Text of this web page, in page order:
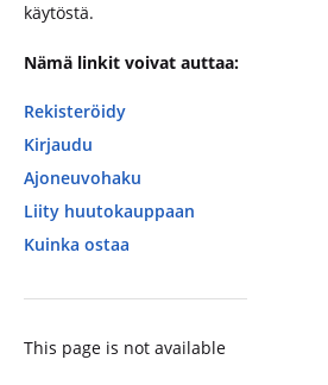
käytöstä.
Nämä linkit voivat auttaa:
Rekisteröidy
Kirjaudu
Ajoneuvohaku
Liity huutokauppaan
Kuinka ostaa
This page is not available